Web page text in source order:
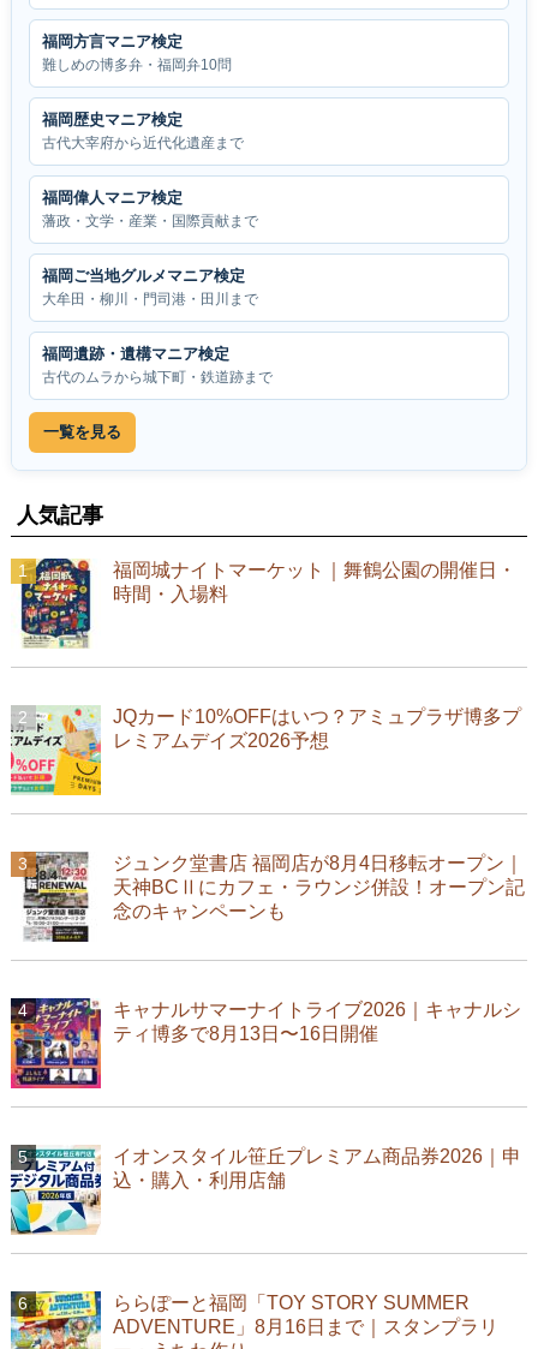
福岡方言マニア検定
難しめの博多弁・福岡弁10問
福岡歴史マニア検定
古代大宰府から近代化遺産まで
福岡偉人マニア検定
藩政・文学・産業・国際貢献まで
福岡ご当地グルメマニア検定
大牟田・柳川・門司港・田川まで
福岡遺跡・遺構マニア検定
古代のムラから城下町・鉄道跡まで
一覧を見る
人気記事
福岡城ナイトマーケット｜舞鶴公園の開催日・
時間・入場料
JQカード10%OFFはいつ？アミュプラザ博多プ
レミアムデイズ2026予想
ジュンク堂書店 福岡店が8月4日移転オープン｜
天神BCⅡにカフェ・ラウンジ併設！オープン記
念のキャンペーンも
キャナルサマーナイトライブ2026｜キャナルシ
ティ博多で8月13日〜16日開催
イオンスタイル笹丘プレミアム商品券2026｜申
込・購入・利用店舗
ららぽーと福岡「TOY STORY SUMMER
ADVENTURE」8月16日まで｜スタンプラリ